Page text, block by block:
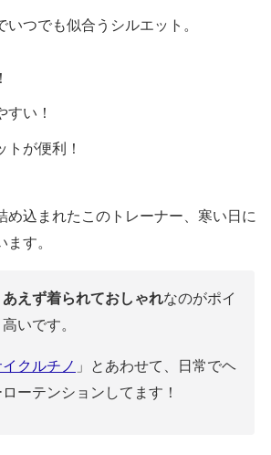
いつでも似合うシルエット。
すい！
トが便利！
め込まれたこのトレーナー、寒い日に
す。
あえず着られておしゃれなのがポイ
いです。
クルチノ 」とあわせて、日常でヘ
ローテンションしてます！